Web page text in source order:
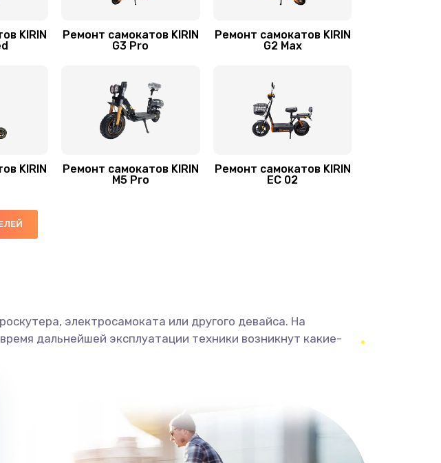
KIRIN
Ремонт самокатов KIRIN
G3 Pro
Ремонт самокатов KIRIN
G2 Max
KIRIN
Ремонт самокатов KIRIN
M5 Pro
Ремонт самокатов KIRIN
EC 02
электросамоката или другого девайса. На
дальнейшей эксплуатации техники возникнут какие-